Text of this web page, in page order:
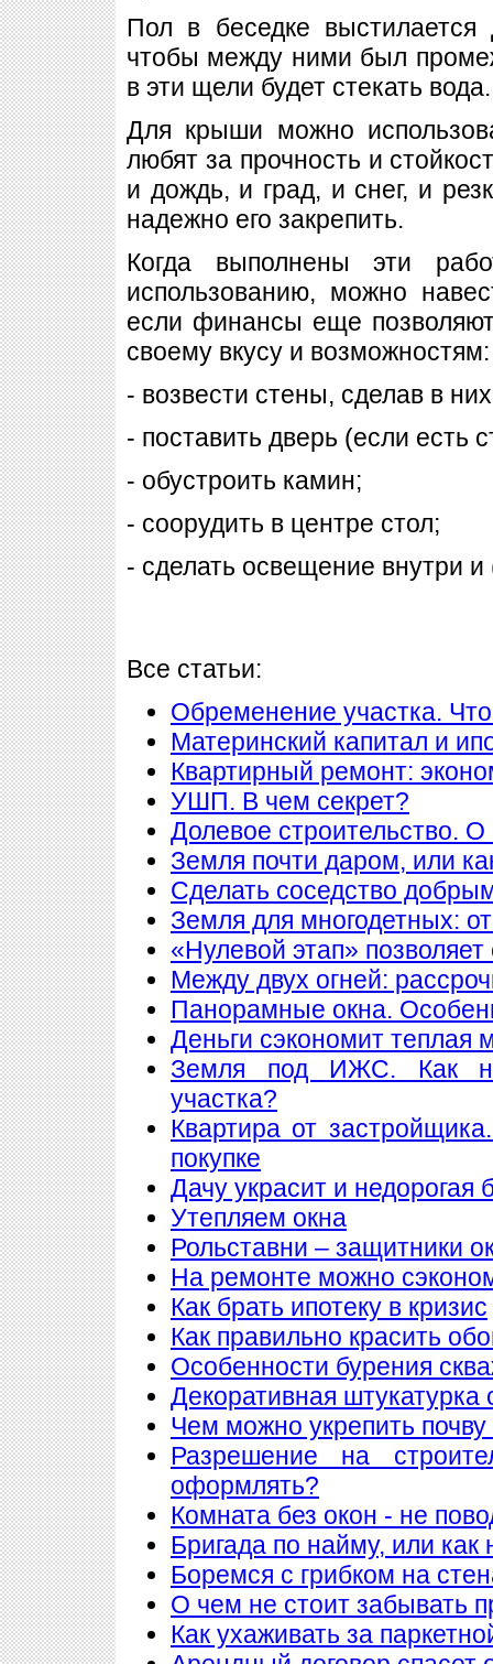
Пол в беседке
чтобы между ними был
в эти щели будет стекать вода.
Для крыши можно
любят за прочность и
и дождь, и град, и снег, и
надежно его закрепить.
Когда выполнены эти
использованию, можно
если финансы еще
своему вкусу и возможностям:
- возвести стены, сделав в
- поставить дверь (если есть
- обустроить камин;
- соорудить в центре стол;
- сделать освещение внутри
Все статьи:
Обременение участка.
Материнский капитал и
Квартирный ремонт:
УШП. В чем секрет?
Долевое строительство.
Земля почти даром, или
Сделать соседство
Земля для многодетных:
«Нулевой этап»
Между двух огней:
Панорамные окна.
Деньги сэкономит теплая
Земля под ИЖС. Как
участка?
Квартира от
покупке
Дачу украсит и недорогая
Утепляем окна
Рольставни – защитники
На ремонте можно
Как брать ипотеку в кризис
Как правильно красить
Особенности бурения
Декоративная штукатурка
Чем можно укрепить почву
Разрешение на
оформлять?
Комната без окон - не
Бригада по найму, или как
Боремся с грибком на
О чем не стоит забывать
Как ухаживать за